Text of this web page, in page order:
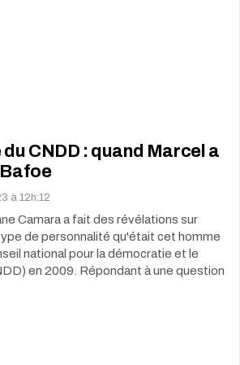
CNDD : quand Marcel a
à 12h:12
Camara a fait des révélations sur
de personnalité qu'était cet homme
national pour la démocratie et le
en 2009. Répondant à une question